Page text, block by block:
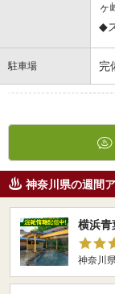
ヶ
◆
駐車場 完
神奈川県の週間
横浜青
神奈川